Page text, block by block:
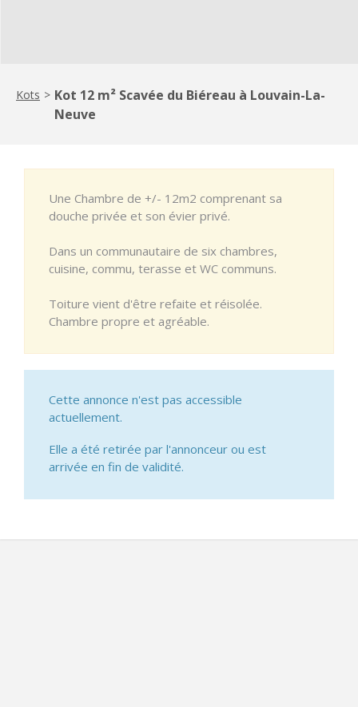
Kots > Kot 12 m² Scavée du Biéreau à Louvain-La-
Neuve
Une Chambre de +/- 12m2 comprenant sa
douche privée et son évier privé.
Dans un communautaire de six chambres,
cuisine, commu, terasse et WC communs.
Toiture vient d'être refaite et réisolée.
Chambre propre et agréable.
Cette annonce n'est pas accessible
actuellement.
Elle a été retirée par l'annonceur ou est
arrivée en fin de validité.